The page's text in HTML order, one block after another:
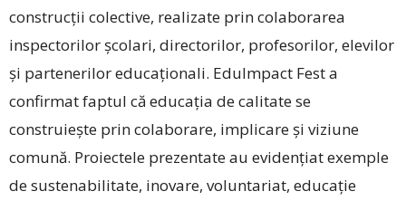
construcții colective, realizate prin colaborarea
inspectorilor școlari, directorilor, profesorilor, elevilor
și partenerilor educaționali. EduImpact Fest a
confirmat faptul că educația de calitate se
construiește prin colaborare, implicare și viziune
comună. Proiectele prezentate au evidențiat exemple
de sustenabilitate, inovare, voluntariat, educație